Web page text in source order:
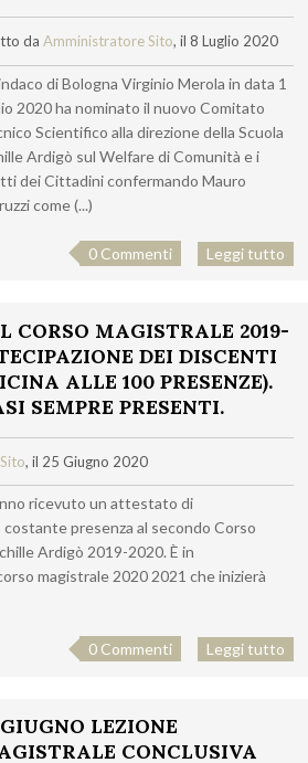
da Amministratore Sito, il 8 Luglio 2020
di Bologna Virginio Merola in data 1
2020 ha nominato il nuovo Comitato
Scientifico alla direzione della Scuola
Ardigò sul Welfare di Comunità e i
dei Cittadini confermando Mauro
come (...)
0 Commenti Leggi tutto
CORSO MAGISTRALE 2019-
DEI DISCENTI
ALLE 100 PRESENZE).
SEMPRE PRESENTI.
, il 25 Giugno 2020
ricevuto un attestato di
presenza al secondo Corso
Ardigò 2019-2020. È in
magistrale 2020 2021 che inizierà
0 Commenti Leggi tutto
LEZIONE
CONCLUSIVA